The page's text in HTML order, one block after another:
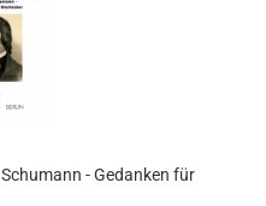
- Gedanken für